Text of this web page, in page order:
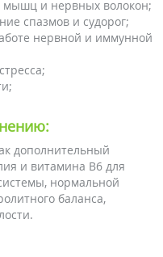
мышц и нервных волокон;
спазмов и судорог;
нервной и иммунной
дополнительный
и витамина В6 для
нормальной
баланса,